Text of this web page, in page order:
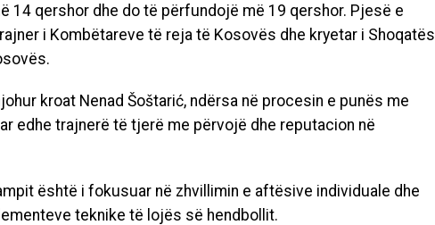
14 qershor dhe do të përfundojë më 19 qershor. Pjesë e
i Kombëtareve të reja të Kosovës dhe kryetar i Shoqatës
kroat Nenad Šoštarić, ndërsa në procesin e punës me
edhe trajnerë të tjerë me përvojë dhe reputacion në
është i fokusuar në zhvillimin e aftësive individuale dhe
teknike të lojës së hendbollit.